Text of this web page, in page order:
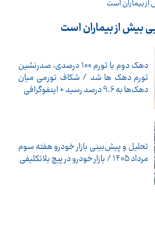
بیش از بیماران است
دهک دوم با تورم 100 درصدی، صدرنشین
تورم دهک ها شد / شکاف تورمی میان
دهک‌ها به 9.6 درصد رسید + اینفوگرافی
تحلیل و پیش‌بینی بازار خودرو هفته سوم
مرداد 1405 / بازار خودرو در پیچ بلاتکلیفی